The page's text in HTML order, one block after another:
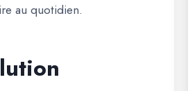
au quotidien.